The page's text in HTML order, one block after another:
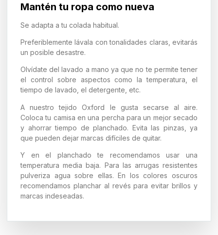
Mantén tu ropa como nueva
Se adapta a tu colada habitual.
Preferiblemente lávala con tonalidades claras, evitarás
un posible desastre.
Olvídate del lavado a mano ya que no te permite tener
el control sobre aspectos como la temperatura, el
tiempo de lavado, el detergente, etc.
A nuestro tejido Oxford le gusta secarse al aire.
Coloca tu camisa en una percha para un mejor secado
y ahorrar tiempo de planchado. Evita las pinzas, ya
que pueden dejar marcas difíciles de quitar.
Y en el planchado te recomendamos usar una
temperatura media baja. Para las arrugas resistentes
pulveriza agua sobre ellas. En los colores oscuros
recomendamos planchar al revés para evitar brillos y
marcas indeseadas.